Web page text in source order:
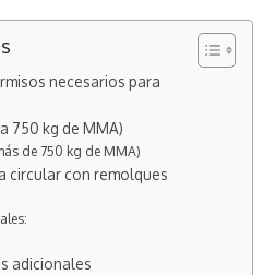
necesarios para
750 kg de MMA)
de 750 kg de MMA)
circular con remolques
adicionales